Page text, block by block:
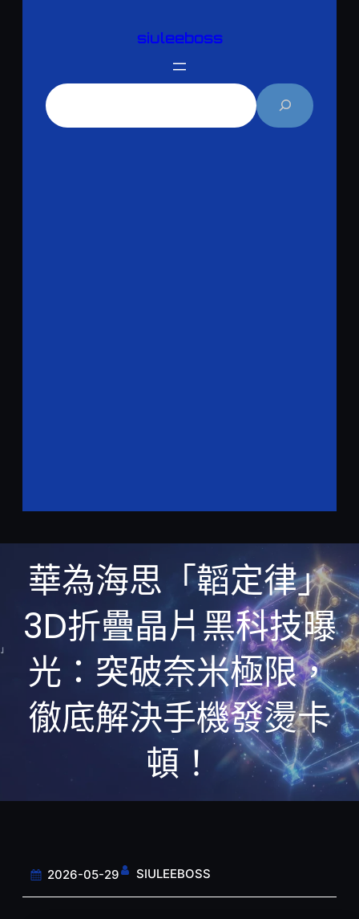
siuleeboss
華為海思「韜定律」
3D折疊晶片黑科技曝
光：突破奈米極限，
徹底解決手機發燙卡
頓！
2026-05-29 SIULEEBOSS